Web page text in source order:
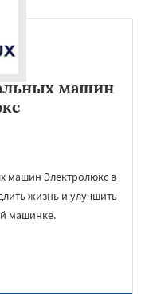
машин
машин Электролюкс в
жизнь и улучшить
машинке.